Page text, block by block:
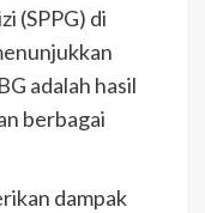
(SPPG) di
adalah hasil
berbagai
dampak